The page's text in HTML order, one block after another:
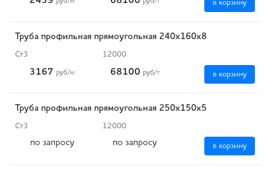
в корзину
Труба профильная прямоугольная 240х160х8
Ст3 12000
3167 руб/м 68100 руб/т в корзину
Труба профильная прямоугольная 250х150х5
Ст3 12000
по запросу по запросу в корзину